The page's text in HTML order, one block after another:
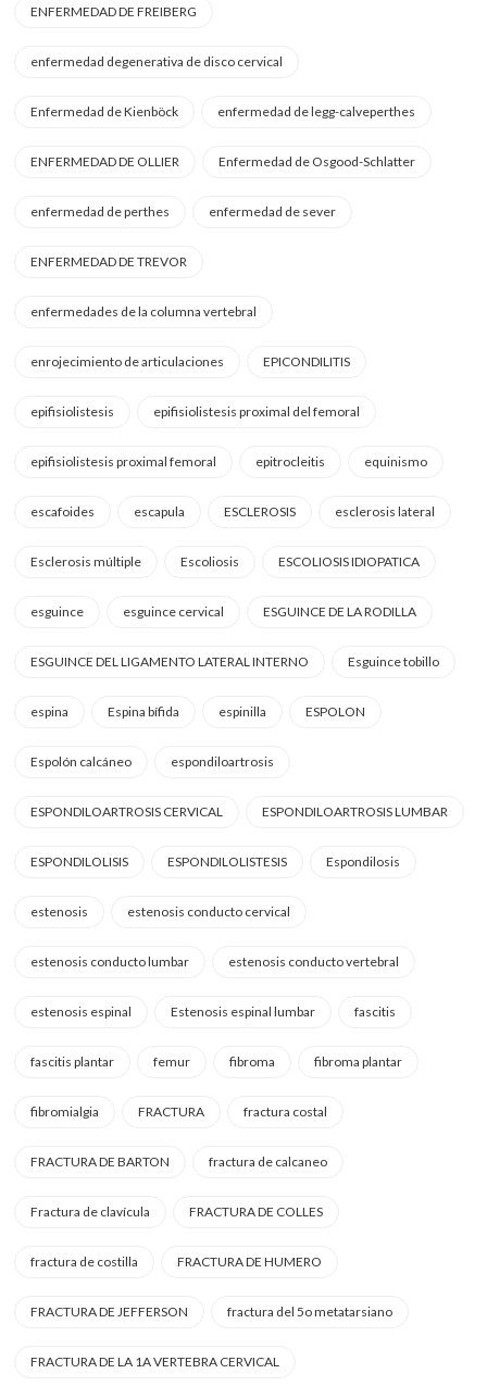
ENFERMEDAD DE FREIBERG
enfermedad degenerativa de disco cervical
Enfermedad de Kienböck enfermedad de legg-calveperthes
ENFERMEDAD DE OLLIER Enfermedad de Osgood-Schlatter
enfermedad de perthes enfermedad de sever
ENFERMEDAD DE TREVOR
enfermedades de la columna vertebral
enrojecimiento de articulaciones EPICONDILITIS
epifisiolistesis epifisiolistesis proximal del femoral
epifisiolistesis proximal femoral epitrocleitis equinismo
escafoides escapula ESCLEROSIS esclerosis lateral
Esclerosis múltiple Escoliosis ESCOLIOSIS IDIOPATICA
esguince esguince cervical ESGUINCE DE LA RODILLA
ESGUINCE DEL LIGAMENTO LATERAL INTERNO Esguince tobillo
espina Espina bífida espinilla ESPOLON
Espolón calcáneo espondiloartrosis
ESPONDILOARTROSIS CERVICAL ESPONDILOARTROSIS LUMBAR
ESPONDILOLISIS ESPONDILOLISTESIS Espondilosis
estenosis estenosis conducto cervical
estenosis conducto lumbar estenosis conducto vertebral
estenosis espinal Estenosis espinal lumbar fascitis
fascitis plantar femur fibroma fibroma plantar
fibromialgia FRACTURA fractura costal
FRACTURA DE BARTON fractura de calcaneo
Fractura de clavícula FRACTURA DE COLLES
fractura de costilla FRACTURA DE HUMERO
FRACTURA DE JEFFERSON fractura del 5o metatarsiano
FRACTURA DE LA 1A VERTEBRA CERVICAL